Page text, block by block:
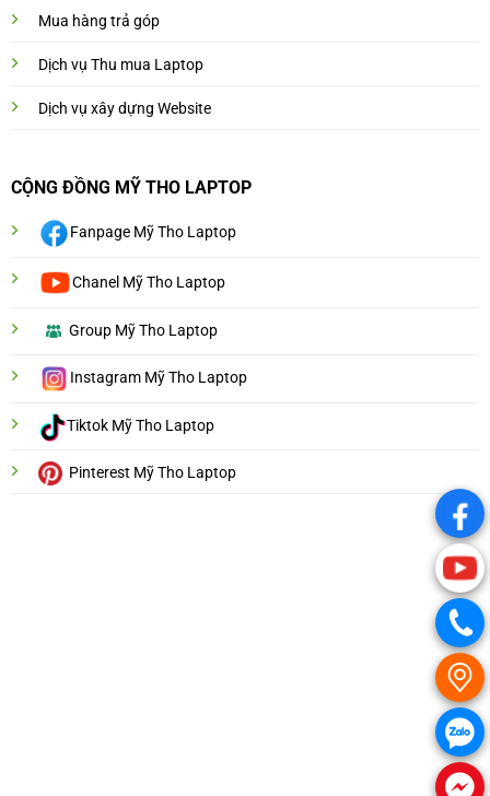
Mua hàng trả góp
Dịch vụ Thu mua Laptop
Dịch vụ xây dựng Website
CỘNG ĐỒNG MỸ THO LAPTOP
Fanpage Mỹ Tho Laptop
Chanel Mỹ Tho Laptop
Group Mỹ Tho Laptop
Instagram Mỹ Tho Laptop
Tiktok Mỹ Tho Laptop
Pinterest Mỹ Tho Laptop
.
.
.
.
.
.